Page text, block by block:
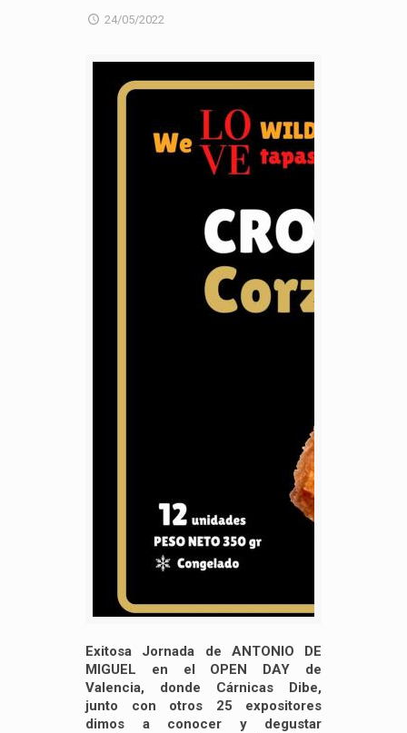
24/05/2022
Exitosa Jornada de ANTONIO DE
MIGUEL en el OPEN DAY de
Valencia, donde Cárnicas Dibe,
junto con otros 25 expositores
dimos a conocer y degustar